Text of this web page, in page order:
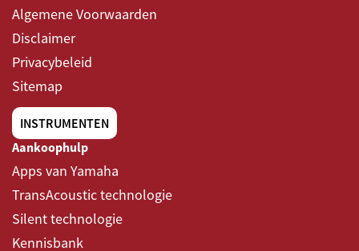
Algemene Voorwaarden
Disclaimer
Privacybeleid
Sitemap
INSTRUMENTEN
Aankoophulp
Apps van Yamaha
TransAcoustic technologie
Silent technologie
Kennisbank